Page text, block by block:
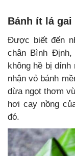
Bánh ít lá gai
Được biết đến
chân Bình
không hề bị dính
nhận vỏ bánh
dừa ngọt thơm
hơi cay nồng
đó.